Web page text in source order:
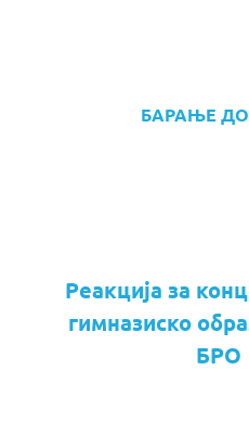
БАРАЊЕ
Реакција за
гимназиско
БРО